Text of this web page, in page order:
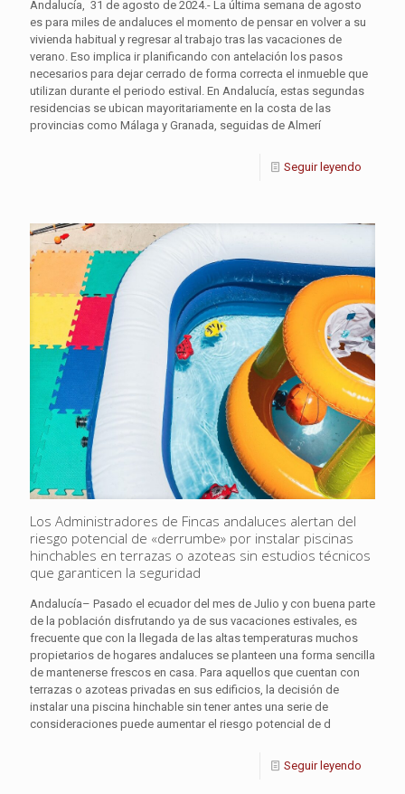
Andalucía, 31 de agosto de 2024.- La última semana de agosto
es para miles de andaluces el momento de pensar en volver a su
vivienda habitual y regresar al trabajo tras las vacaciones de
verano. Eso implica ir planificando con antelación los pasos
necesarios para dejar cerrado de forma correcta el inmueble que
utilizan durante el periodo estival. En Andalucía, estas segundas
residencias se ubican mayoritariamente en la costa de las
provincias como Málaga y Granada, seguidas de Almerí
Seguir leyendo
Los Administradores de Fincas andaluces alertan del
riesgo potencial de «derrumbe» por instalar piscinas
hinchables en terrazas o azoteas sin estudios técnicos
que garanticen la seguridad
Andalucía– Pasado el ecuador del mes de Julio y con buena parte
de la población disfrutando ya de sus vacaciones estivales, es
frecuente que con la llegada de las altas temperaturas muchos
propietarios de hogares andaluces se planteen una forma sencilla
de mantenerse frescos en casa. Para aquellos que cuentan con
terrazas o azoteas privadas en sus edificios, la decisión de
instalar una piscina hinchable sin tener antes una serie de
consideraciones puede aumentar el riesgo potencial de d
Seguir leyendo